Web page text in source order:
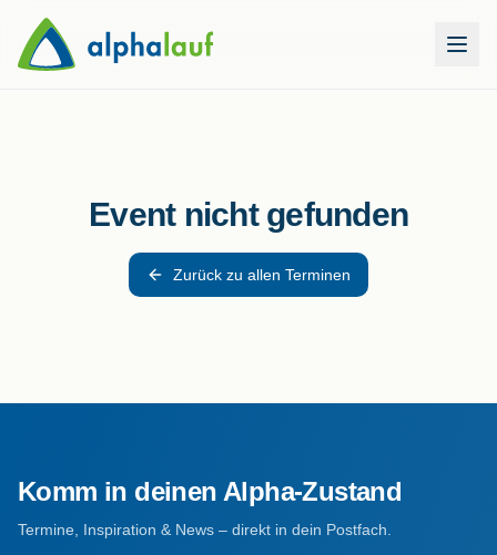
Event nicht gefunden
Zurück zu allen Terminen
Komm in deinen Alpha-Zustand
Termine, Inspiration & News – direkt in dein Postfach.